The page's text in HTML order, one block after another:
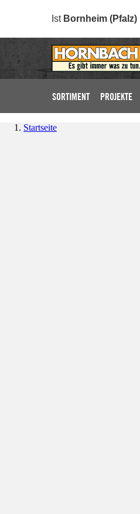
Ist Bornheim (Pfalz)
SORTIMENT PROJEKTE
Startseite